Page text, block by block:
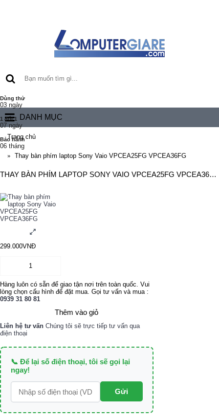
Dùng thử
03 ngày
1 đổi 1
07 ngày
Bảo hành
06 tháng
DANH MỤC
Trang chủ
Thay bàn phím laptop Sony Vaio VPCEA25FG VPCEA36FG
THAY BÀN PHÍM LAPTOP SONY VAIO VPCEA25FG VPCEA36FG
299.000VNĐ
Hàng luôn có sẵn để giao tận nơi trên toàn quốc. Vui
lòng chọn cấu hình để đặt mua. Gọi tư vấn và mua :
0939 31 80 81
Thêm vào giỏ
Liên hệ tư vấn Chúng tôi sẽ trực tiếp tư vấn qua
điện thoại
📞 Để lại số điện thoại, tôi sẽ gọi lại
ngay!
Gửi